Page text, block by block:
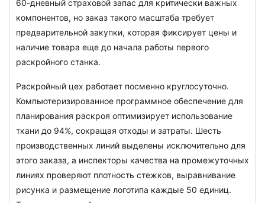
60-дневный страховой запас для критически важных
компонентов, но заказ такого масштаба требует
предварительной закупки, которая фиксирует цены и
наличие товара еще до начала работы первого
раскройного станка.
Раскройный цех работает посменно круглосуточно.
Компьютеризированное программное обеспечение для
планирования раскроя оптимизирует использование
ткани до 94%, сокращая отходы и затраты. Шесть
производственных линий выделены исключительно для
этого заказа, а инспекторы качества на промежуточных
линиях проверяют плотность стежков, выравнивание
рисунка и размещение логотипа каждые 50 единиц.